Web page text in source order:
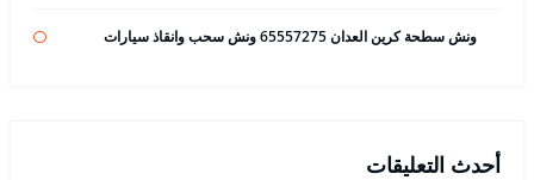
ونش سطحة كرين العدان 65557275 ونش سحب وانقاذ سيارات
أحدث التعليقات